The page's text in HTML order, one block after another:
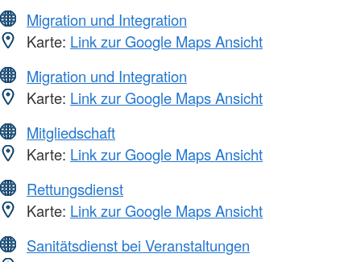
Migration und Integration
Karte: Link zur Google Maps Ansicht
Migration und Integration
Karte: Link zur Google Maps Ansicht
Mitgliedschaft
Karte: Link zur Google Maps Ansicht
Rettungsdienst
Karte: Link zur Google Maps Ansicht
Sanitätsdienst bei Veranstaltungen